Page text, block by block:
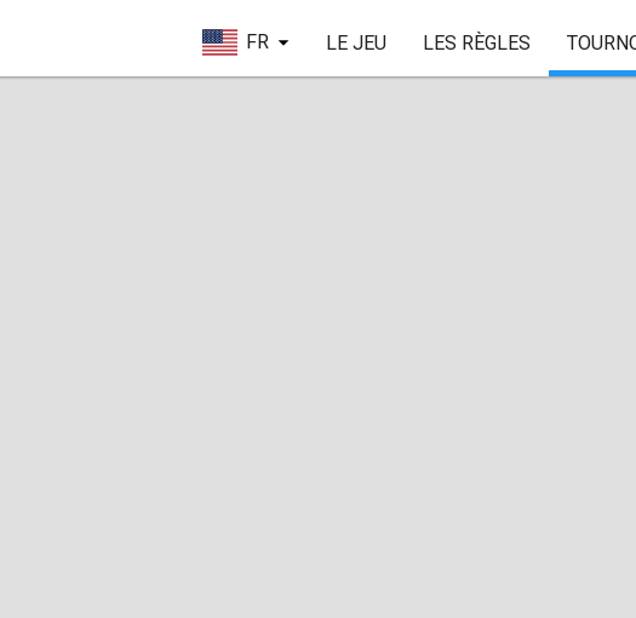
FR LE JEU LES RÈGLES